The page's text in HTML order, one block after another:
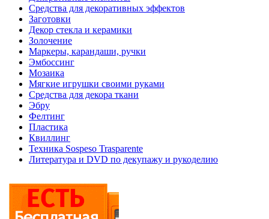
Средства для декоративных эффектов
Заготовки
Декор стекла и керамики
Золочение
Маркеры, карандаши, ручки
Эмбоссинг
Мозаика
Мягкие игрушки своими руками
Средства для декора ткани
Эбру
Фелтинг
Пластика
Квиллинг
Техника Sospeso Trasparente
Литература и DVD по декупажу и рукоделию